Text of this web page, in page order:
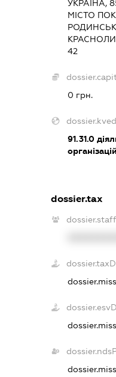
УКРАЇНА,
МІСТО
42
0 грн.
91.31.0
організацій
dossier.tax
dossier.staff